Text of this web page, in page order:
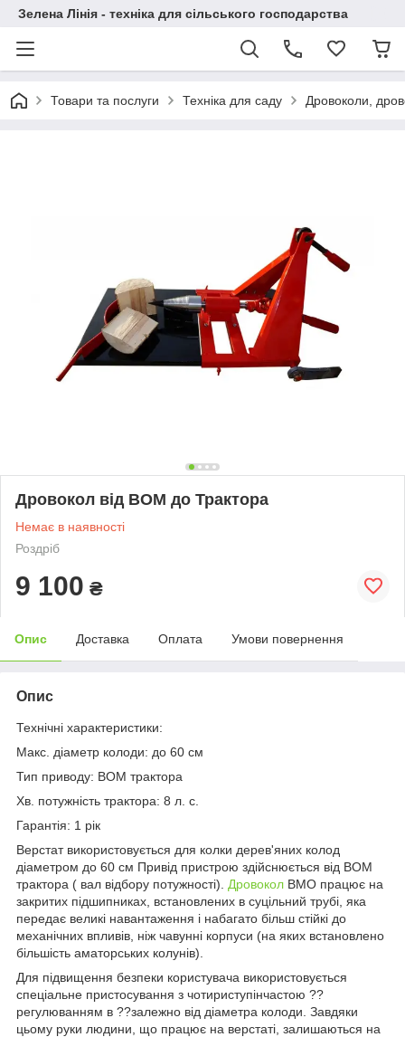
Зелена Лінія - техніка для сільського господарства
Товари та послуги Техніка для саду Дровоколи,
Дровокол від ВОМ до Трактора
Немає в наявності
Роздріб
9 100 ₴
Опис Доставка Оплата Умови повернення
Опис
Технічні характеристики:
Макс. діаметр колоди: до 60 см
Тип приводу: ВОМ трактора
Хв. потужність трактора: 8 л. с.
Гарантія: 1 рік
Верстат використовується для колки дерев'яних колод
діаметром до 60 см Привід пристрою здійснюється від ВОМ
трактора ( вал відбору потужності). Дровокол ВМО працює на
закритих підшипниках, встановлених в суцільний трубі, яка
передає великі навантаження і набагато більш стійкі до
механічних впливів, ніж чавунні корпуси (на яких встановлено
більшість аматорських колунів).
Для підвищення безпеки користувача використовується
спеціальне пристосування з чотириступінчастою ??
регулюванням в ??залежно від діаметра колоди. Завдяки
цьому руки людини, що працює на верстаті, залишаються на